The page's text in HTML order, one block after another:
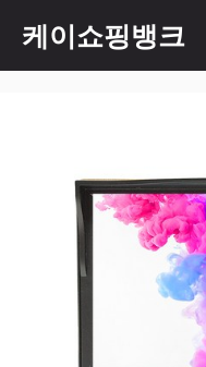
content
케이쇼핑뱅크